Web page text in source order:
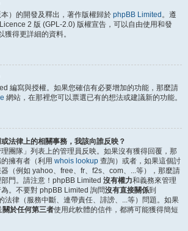
）的開發及釋出，著作版權歸於 phpBB Limited 。遵
2 版 (GPL-2.0) 版權宣告，可以自由使用和發
獲得更詳細的資料。
編寫與授權。如果您確信有必要增加的功能，那麼請
網站，在那裡您可以票選已有的想法或建議新的功能。
法律上的相關事務，我該向誰反映？
團隊」列表上的管理員反映。如果沒有獲得回覆，那
擁有者（利用 whois lookup 查詢）或者，如果這個討
（例如 yahoo、free、fr、f2s、com、...等），那麼請
門。請注意！phpBB Limited 沒有權力和義務來管理
。不要對 phpBB Limited 詢問沒有直接關係到
法律（服務中斷、連帶責任、誹謗、...等）問題。如果
關於任何第三者使用此軟體的信件，都將可能獲得簡短